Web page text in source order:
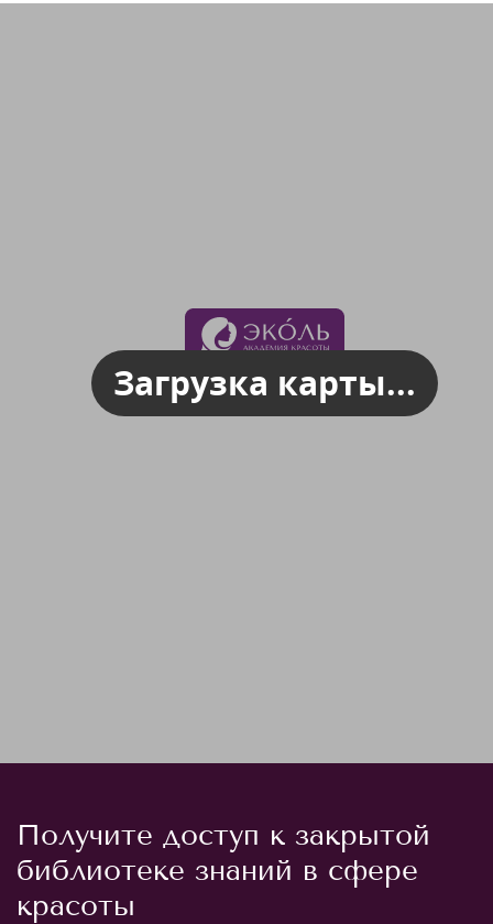
Загрузка карты...
Получите доступ к закрытой
библиотеке знаний в сфере
красоты